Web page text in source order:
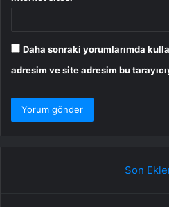
Daha sonraki yorumlarımda
adresim ve site adresim bu
Son